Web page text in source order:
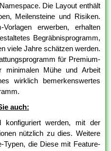
Die Layout enthält
Meilensteine und Risiken.
erwerben, erhalten
Begräbnisprogramm,
viele Jahre schätzen werden.
für Premium-
minimalen Mühe und Arbeit
wirklich bemerkenswertes
auch:
konfiguriert werden, mit der
nützlich zu dies. Weitere
Typen, die Diese mit Feature-